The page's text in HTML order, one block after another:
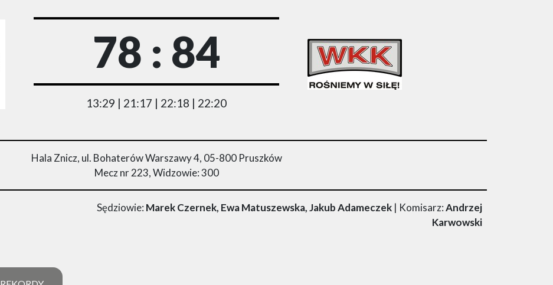
78 : 84
13:29 | 21:17 | 22:18 | 22:20
Hala Znicz, ul. Bohaterów Warszawy 4, 05-800 Pruszków
Mecz nr 223, Widzowie: 300
Sędziowie: Marek Czernek, Ewa Matuszewska, Jakub Adameczek| Komisarz:Andrzej
Karwowski